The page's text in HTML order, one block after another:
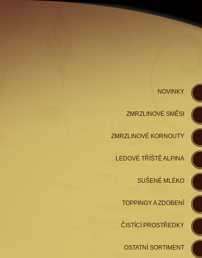
NOVINKY
ZMRZLINOVÉ SMĚSI
ZMRZLINOVÉ KORNOUTY
LEDOVÉ TŘÍŠTĚ ALPINA
SUŠENÉ MLÉKO
TOPPINGY A ZDOBENÍ
ČISTÍCÍ PROSTŘEDKY
OSTATNÍ SORTIMENT